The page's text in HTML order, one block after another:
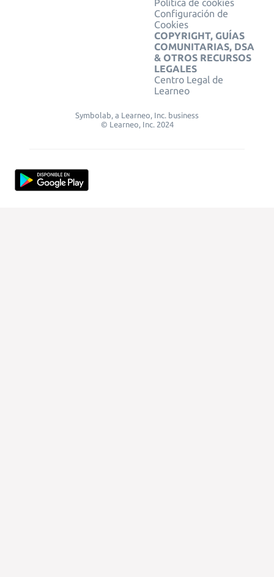
Política de cookies
Configuración de
Cookies
COPYRIGHT, GUÍAS
COMUNITARIAS, DSA
& OTROS RECURSOS
LEGALES
Centro Legal de
Learneo
Symbolab, a Learneo, Inc. business
© Learneo, Inc. 2024